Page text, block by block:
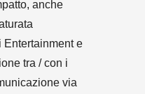
anche
Entertainmente
tra / con i
via